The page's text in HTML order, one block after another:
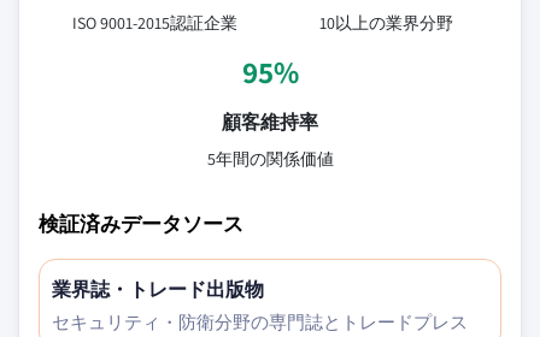
ISO 9001-2015認証企業 10以上の業界分野
95%
顧客維持率
5年間の関係価値
検証済みデータソース
業界誌・トレード出版物
セキュリティ・防衛分野の専門誌とトレードプレス